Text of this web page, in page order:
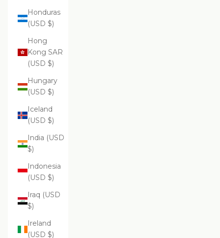
Honduras
(USD $)
Hong
Kong SAR
(USD $)
Hungary
(USD $)
Iceland
(USD $)
India (USD
$)
Indonesia
(USD $)
Iraq (USD
$)
Ireland
(USD $)